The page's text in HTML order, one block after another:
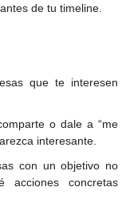
de tu timeline.
que te interesen
o dale a “me
interesante.
con un objetivo no
acciones concretas